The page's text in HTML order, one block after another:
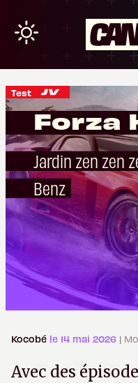
Test
Forza
Jardin zen zen
Benz
Kocobé le 14 mai 2026 |
Avec des